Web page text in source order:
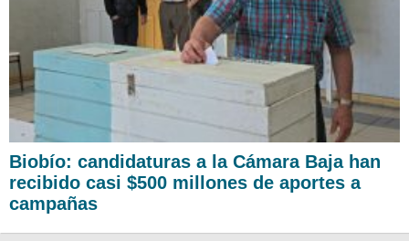
Biobío: candidaturas a la Cámara Baja han
recibido casi $500 millones de aportes a
campañas